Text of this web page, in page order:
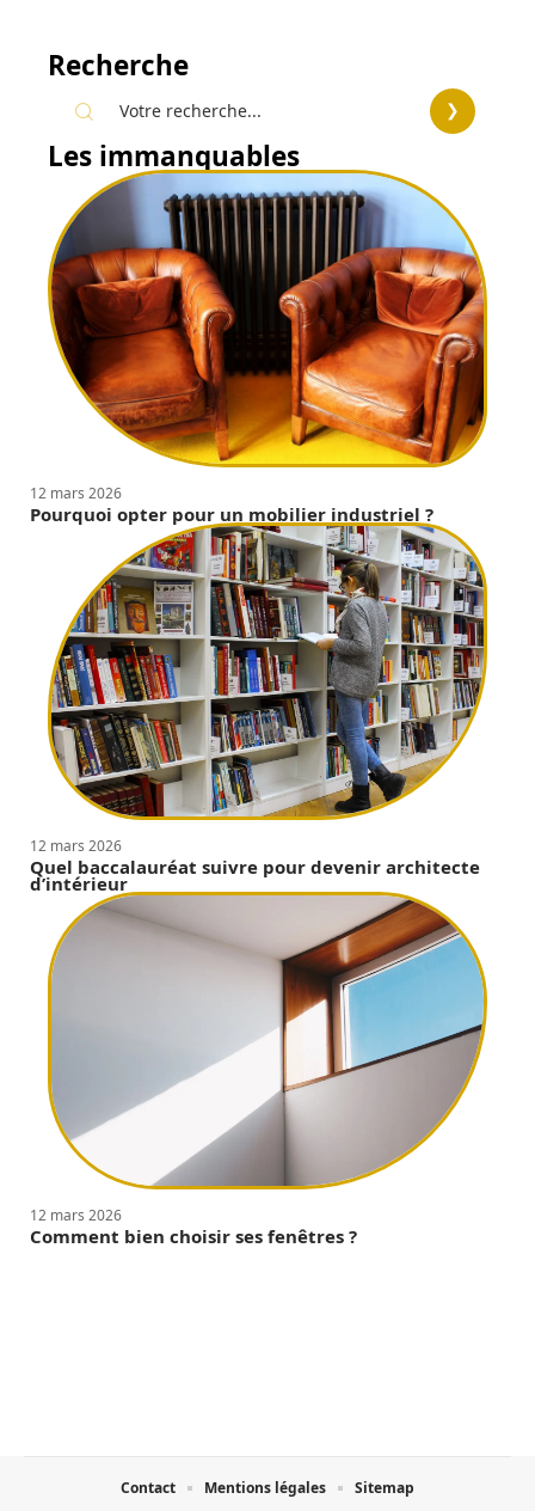
Recherche
Les immanquables
12 mars 2026
Pourquoi opter pour un mobilier industriel ?
12 mars 2026
Quel baccalauréat suivre pour devenir architecte
d’intérieur
12 mars 2026
Comment bien choisir ses fenêtres ?
Contact Mentions légales Sitemap